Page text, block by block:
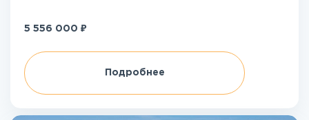
5 556 000 ₽
Подробнее